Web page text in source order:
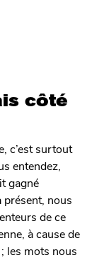
côté
c’est surtout
entendez,
gagné
présent, nous
de ce
à cause de
les mots nous